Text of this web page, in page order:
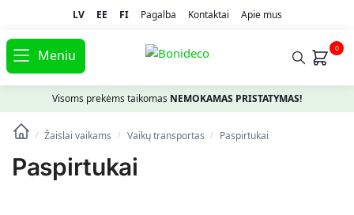
LV EE FI Pagalba Kontaktai Apie mus
Meniu 0
Visoms prekėms taikomas NEMOKAMAS PRISTATYMAS!
/ Žaislai vaikams / Vaikų transportas / Paspirtukai
Paspirtukai